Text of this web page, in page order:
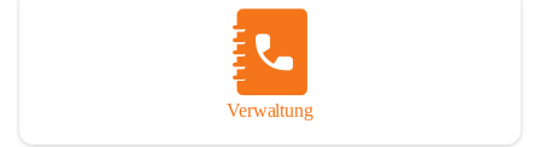
Verwaltung